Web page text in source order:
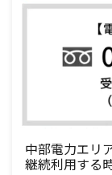
中部電力エリ
継続利用する